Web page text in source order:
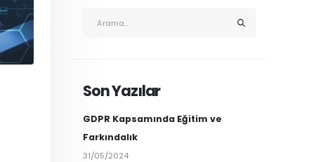
Son Yazılar
GDPR Kapsamında Eğitim ve
Farkındalık
31/05/2024